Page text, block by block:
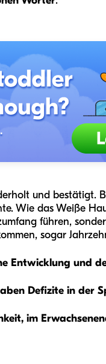
und bestätigt.
Wie das Weiße
führen,
sogar
Entwicklung und
Defizite in der
im